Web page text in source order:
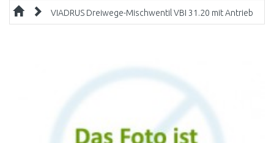
VIADRUS Dreiwege-Mischwentil VBI 31.20 mit Antrieb